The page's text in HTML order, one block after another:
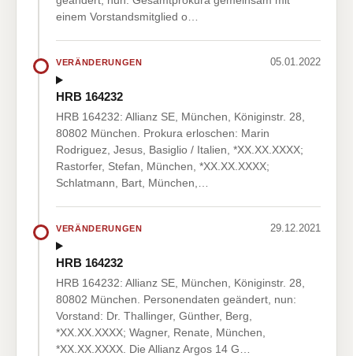
einem Vorstandsmitglied o…
VERÄNDERUNGEN 05.01.2022
HRB 164232
HRB 164232: Allianz SE, München, Königinstr. 28,
80802 München. Prokura erloschen: Marin
Rodriguez, Jesus, Basiglio / Italien, *XX.XX.XXXX;
Rastorfer, Stefan, München, *XX.XX.XXXX;
Schlatmann, Bart, München,…
VERÄNDERUNGEN 29.12.2021
HRB 164232
HRB 164232: Allianz SE, München, Königinstr. 28,
80802 München. Personendaten geändert, nun:
Vorstand: Dr. Thallinger, Günther, Berg,
*XX.XX.XXXX; Wagner, Renate, München,
*XX.XX.XXXX. Die Allianz Argos 14 G…